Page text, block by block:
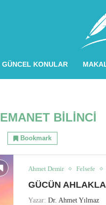
GÜNCEL KONULAR
EMANET BILINCI
Bookmark
Ahmet Demir Felsefe
GÜCÜN
Yazar:Dr. Ahmet Yılmaz